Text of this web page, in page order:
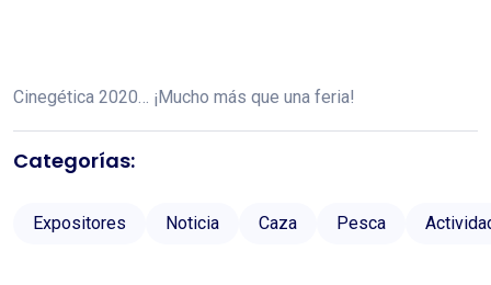
Cinegética 2020… ¡Mucho más que una feria!
Categorías:
Expositores Noticia Caza Pesca